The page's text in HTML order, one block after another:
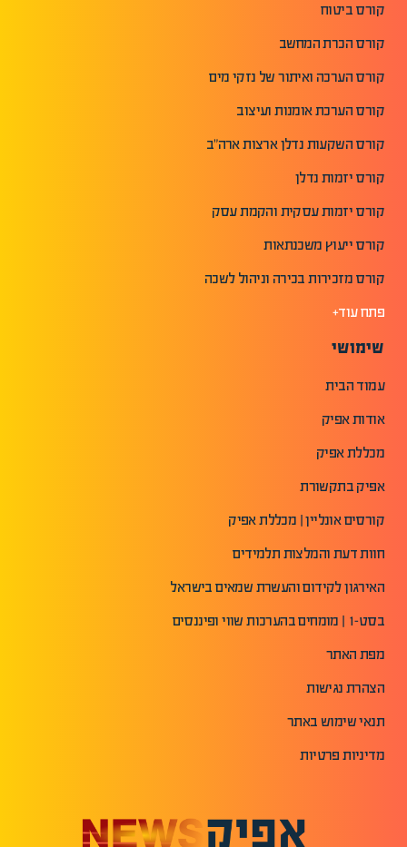
קורס ביטוח
קורס הכרת המחשב
קורס הערכה ואיתור של נזקי מים
קורס הערכת אומנות ועיצוב
קורס השקעות נדלן ארצות ארה"ב
קורס יזמות נדלן
קורס יזמות עסקית והקמת עסק
קורס ייעוץ משכנתאות
קורס מזכירות בכירה וניהול לשכה
פתח עוד+
שימושי
עמוד הבית
אודות אפיק
מכללת אפיק
אפיק בתקשורת
קורסים אונליין | מכללת אפיק
חוות דעת והמלצות תלמידים
האירגון לקידום והעשרת שמאים בישראל
בסט-1 | מומחים בהערכות שווי ופיננסים
מפת האתר
הצהרת נגישות
תנאי שימוש באתר
מדיניות פרטיות